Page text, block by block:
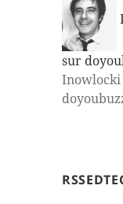
sur
Inowlocki